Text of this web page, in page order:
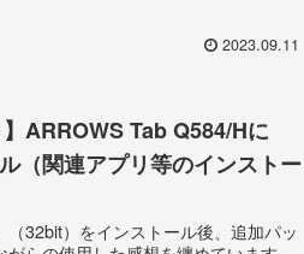
2023.09.11
ARROWS Tab Q584/Hに
（関連アプリ等のインストー
（32bit）をインストール後、追加パッ